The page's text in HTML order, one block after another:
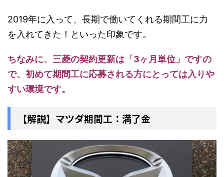
2019年に入って、長期で働いてくれる期間工に力
を入れてきた！といった印象です。
ちなみに、三菱の契約更新は「3ヶ月単位」ですの
で、初めて期間工に応募される方にとっては入りや
すい環境です。
【解説】マツダ期間工：満了金